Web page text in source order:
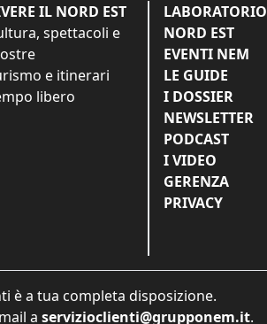
IL NORD EST
spettacoli e
e itinerari
libero
LABORATORIO
NORD EST
EVENTI NEM
LE GUIDE
I DOSSIER
NEWSLETTER
PODCAST
I VIDEO
GERENZA
PRIVACY
è a tua completa disposizione.
a servizioclienti@grupponem.it.